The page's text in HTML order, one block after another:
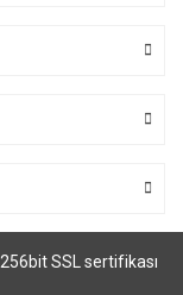
SSL sertifikası